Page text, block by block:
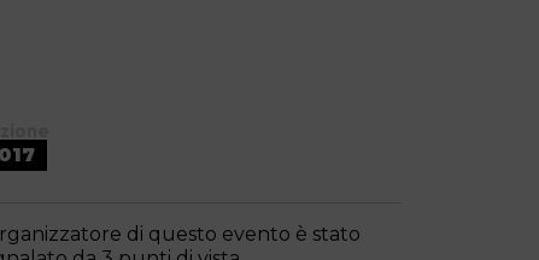
di questo evento è stato